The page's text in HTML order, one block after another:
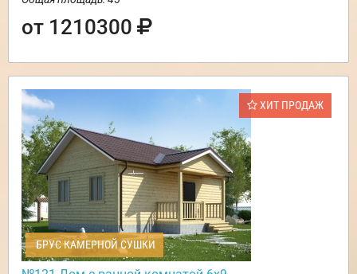
от 1210300
ХИТ ПРОДАЖ
БРУС КАМЕРНОЙ СУШКИ